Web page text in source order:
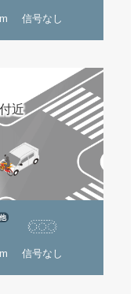
信号なし
近
他
信号なし